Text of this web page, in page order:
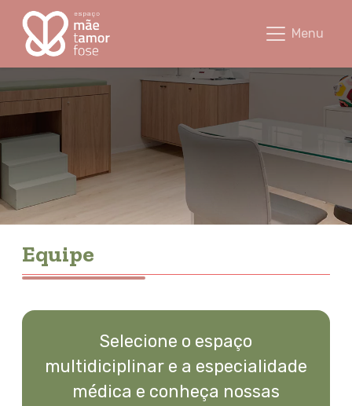
Equipe - Espaço Mãetamorfose
Menu
Equipe
Selecione o espaço
multidiciplinar e a especialidade
médica e conheça nossas